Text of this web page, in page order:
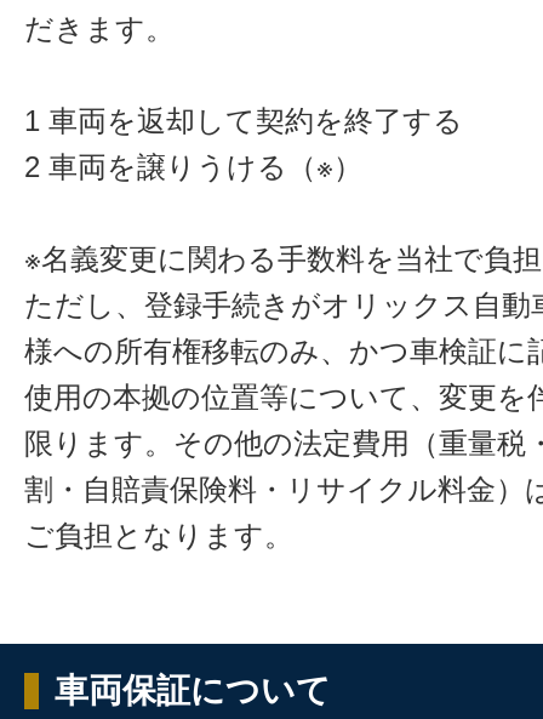
だきます。
1 車両を返却して契約を終了する
2 車両を譲りうける（※）
※名義変更に関わる手数料を当社で負
ただし、登録手続きがオリックス自動
様への所有権移転のみ、かつ車検証に
使用の本拠の位置等について、変更を
限ります。その他の法定費用（重量税
割・自賠責保険料・リサイクル料金）
ご負担となります。
車両保証について